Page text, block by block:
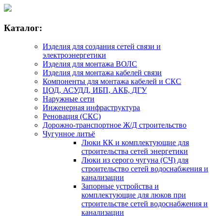
Каталог:
Изделия для создания сетей связи и
электроэнергетики
Изделия для монтажа ВОЛС
Изделия для монтажа кабелей связи
Компоненты для монтажа кабелей и СКС
ЦОД, АСУДД, ИБП, АКБ, ДГУ
Наружные сети
Инженерная инфраструктура
Реновация (СКС)
Дорожно-транспортное Ж/Д строительство
Чугунное литьё
Люки КК и комплектующие для
строительства сетей энергетики
Люки из серого чугуна (СЧ) для
строительство сетей водоснабжения и
канализации
Запорные устройства и
комплектующие для люков при
строительстве сетей водоснабжения и
канализации